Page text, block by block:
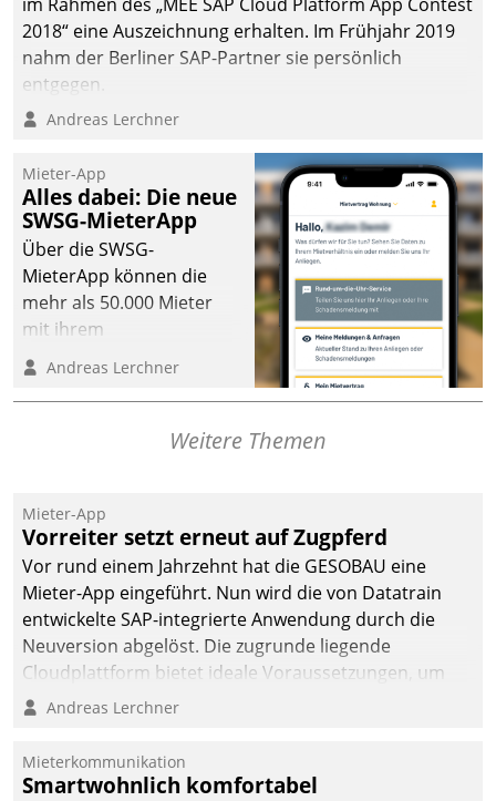
2018“ eine Auszeichnung erhalten. Im Frühjahr 2019
nahm der Berliner SAP-Partner sie persönlich
entgegen.
Andreas Lerchner
Mieter-App
Alles dabei: Die neue
SWSG-MieterApp
Über die SWSG-
MieterApp können die
mehr als 50.000 Mieter
mit ihrem
Wohnungsunternehmen
kommunizieren, auf dem
Laufenden bleiben, Daten
einsehen und ändern
abgeben – rund um die
Uhr.
Andreas Lerchner
Weitere Themen
Mieter-App
Vorreiter setzt erneut auf Zugpferd
Vor rund einem Jahrzehnt hat die GESOBAU eine
Mieter-App eingeführt. Nun wird die von Datatrain
entwickelte SAP-integrierte Anwendung durch die
Neuversion abgelöst. Die zugrunde liegende
Cloudplattform bietet ideale Voraussetzungen, um
die Funktionalität der App zu erweitern und weitere
integrieren.
Andreas Lerchner
Mieterkommunikation
Smartwohnlich komfortabel